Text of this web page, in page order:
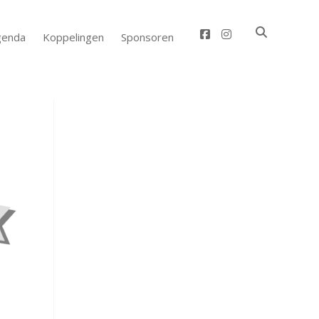
Koppelingen Sponsoren facebook
instagram